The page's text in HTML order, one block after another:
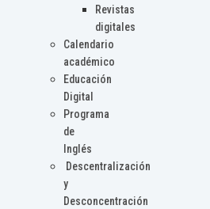
Revistas
digitales
Calendario
académico
Educación
Digital
Programa
de
Inglés
Descentralización
y
Desconcentración